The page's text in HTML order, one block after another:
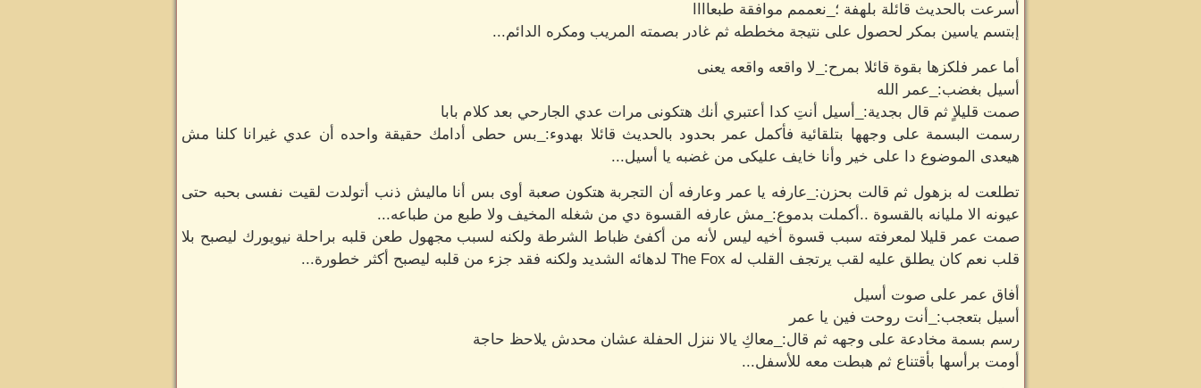
أسرعت بالحديث قائلة بلهفة ؛_نعممم موافقة طبعاااا
إبتسم ياسين بمكر لحصول على نتيجة مخططه ثم غادر بصمته المريب ومكره الدائم...
أما عمر فلكزها بقوة قائلا بمرح:_لا واقعه واقعه يعنى
أسيل بغضب:_عمر الله
صمت قليلاٍ ثم قال بجدية:_أسيل أنتِ كدا أعتبري أنك هتكونى مرات عدي الجارحي بعد كلام بابا
رسمت البسمة على وجهها بتلقائية فأكمل عمر بحدود بالحديث قائلا بهدوء:_بس حطى أدامك حقيقة واحده أن عدي غيرانا كلنا مش
هيعدى الموضوع دا على خير وأنا خايف عليكى من غضبه يا أسيل...
تطلعت له بزهول ثم قالت بحزن:_عارفه يا عمر وعارفه أن التجربة هتكون صعبة أوى بس أنا ماليش ذنب أتولدت لقيت نفسى بحبه حتى
عيونه الا مليانه بالقسوة ..أكملت بدموع:_مش عارفه القسوة دي من شغله المخيف ولا طبع من طباعه...
صمت عمر قليلا لمعرفته سبب قسوة أخيه ليس لأنه من أكفئ ظباط الشرطة ولكنه لسبب مجهول طعن قلبه براحلة نيويورك ليصبح بلا
قلب نعم كان يطلق عليه لقب يرتجف القلب له The Fox لدهائه الشديد ولكنه فقد جزء من قلبه ليصبح أكثر خطورة...
أفاق عمر على صوت أسيل
أسيل بتعجب:_أنت روحت فين يا عمر
رسم بسمة مخادعة على وجهه ثم قال:_معاكِ يالا ننزل الحفلة عشان محدش يلاحظ حاجة
أومت برأسها بأقتناع ثم هبطت معه للأسفل...